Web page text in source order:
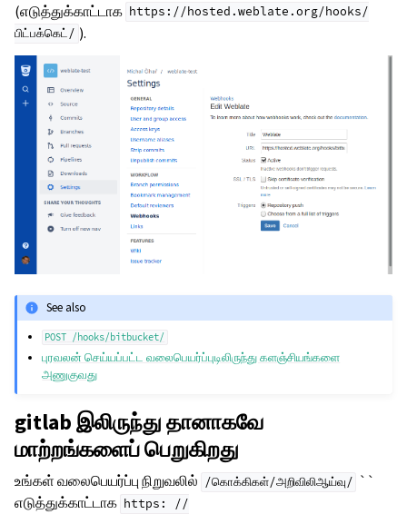
(எடுத்துக்காட்டாக https://hosted.weblate.org/hooks/
பிட்பக்கெட்/ ).
See also
POST /hooks/bitbucket/
புரவலன் செய்யப்பட்ட வலைபெயர்ப்புடிலிருந்து களஞ்சியங்களை
அணுகுவது
gitlab இலிருந்து தானாகவே
மாற்றங்களைப் பெறுகிறது
உங்கள் வலைபெயர்ப்பு நிறுவலில் /கொக்கிகள்/அறிவிலிஆய்வு/ ``
எடுத்துக்காட்டாக https:
//